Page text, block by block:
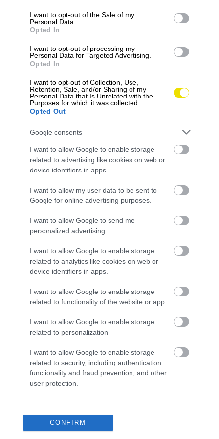
consent section.
I want to opt-out of the Sale of my
Personal Data.
Opted In
I want to opt-out of processing my
Personal Data for Targeted Advertising.
Opted In
I want to opt-out of Collection, Use,
Retention, Sale, and/or Sharing of my
Personal Data that Is Unrelated with the
Purposes for which it was collected.
Opted Out
Google consents
I want to allow Google to enable storage
related to advertising like cookies on web or
device identifiers in apps.
I want to allow my user data to be sent to
Google for online advertising purposes.
I want to allow Google to send me
personalized advertising.
I want to allow Google to enable storage
related to analytics like cookies on web or
device identifiers in apps.
I want to allow Google to enable storage
related to functionality of the website or app.
I want to allow Google to enable storage
related to personalization.
I want to allow Google to enable storage
related to security, including authentication
functionality and fraud prevention, and other
user protection.
CONFIRM
Medzi prvými hosťami boli aj sklamané deti, ktoré
namiesto pohára zmrzliny dostali tanier „cestovín“, a
niektoré sa dokonca rozplakali. Tento hravý dezert si
však postupne získal čoraz väčšiu obľubu a rozšíril sa
po celom Nemecku. Keďže sociálne siete vtedy ešte
zmrzlinármi .
Ak si chcete tento dezert pripraviť aj doma,
zemiaky.
INGREDIENCIE NA 2 PORCIE